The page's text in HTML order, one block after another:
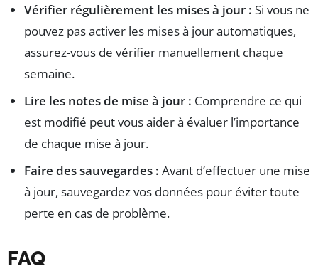
Vérifier régulièrement les mises à jour : Si vous ne
pouvez pas activer les mises à jour automatiques,
assurez-vous de vérifier manuellement chaque
semaine.
Lire les notes de mise à jour : Comprendre ce qui
est modifié peut vous aider à évaluer l’importance
de chaque mise à jour.
Faire des sauvegardes : Avant d’effectuer une mise
à jour, sauvegardez vos données pour éviter toute
perte en cas de problème.
FAQ